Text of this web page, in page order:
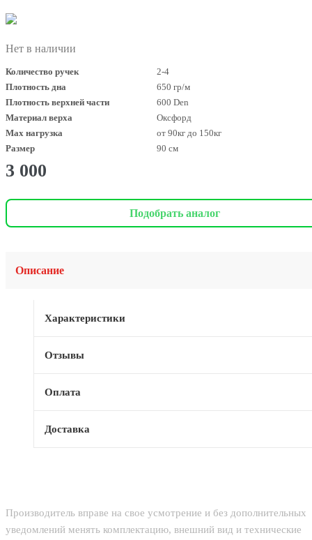
Нет в наличии
Количество ручек
2-4
Плотность дна
650 гр/м
Плотность верхней части
600 Den
Материал верха
Оксфорд
Max нагрузка
от 90кг до 150кг
Размер
90 см
3 000
Подобрать аналог
Описание
Характеристики
Отзывы
Оплата
Доставка
Производитель вправе на свое усмотрение и без дополнительных
уведомлений менять комплектацию, внешний вид и технические